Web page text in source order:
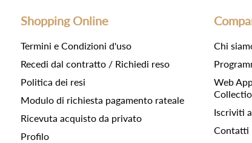
Shopping Online
Termini e Condizioni d'uso
Recedi dal contratto / Richiedi reso
Politica dei resi
Modulo di richiesta pagamento rateale
Ricevuta acquisto da privato
Profilo
Chi
Web
Iscriviti
Contatti